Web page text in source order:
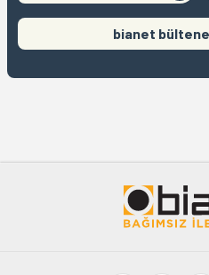
bianet